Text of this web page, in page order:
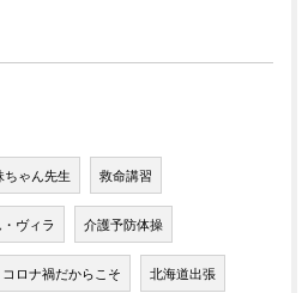
ちゃん先生 救命講習
ヴィラ 介護予防体操
コロナ禍だからこそ 北海道出張